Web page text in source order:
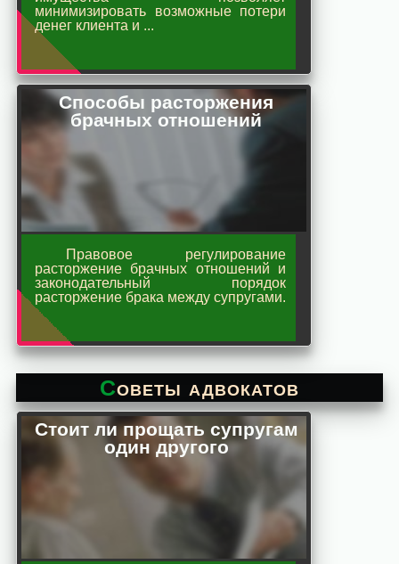
минимизировать возможные потери
денег клиента и ...
Способы расторжения
брачных отношений
Правовое регулирование
расторжение брачных отношений и
законодательный порядок
расторжение брака между супругами.
Советы адвокатов
Стоит ли прощать супругам
один другого